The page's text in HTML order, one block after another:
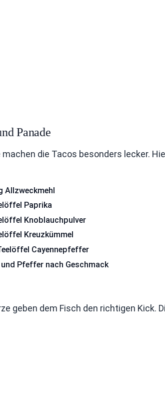
Panade
machen die Tacos besonders lecker.
Allzweckmehl
Paprika
Knoblauchpulver
Kreuzkümmel
Cayennepfeffer
Pfeffer nach Geschmack
geben dem Fisch den richtigen Kick.